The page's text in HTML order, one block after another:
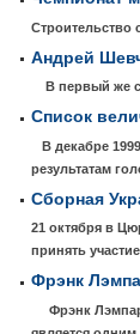
Строительство
Андрей
В первый же
Список
В декабре
результатам
Сборная
21 октября в
принять
Фрэнк
Фрэнк